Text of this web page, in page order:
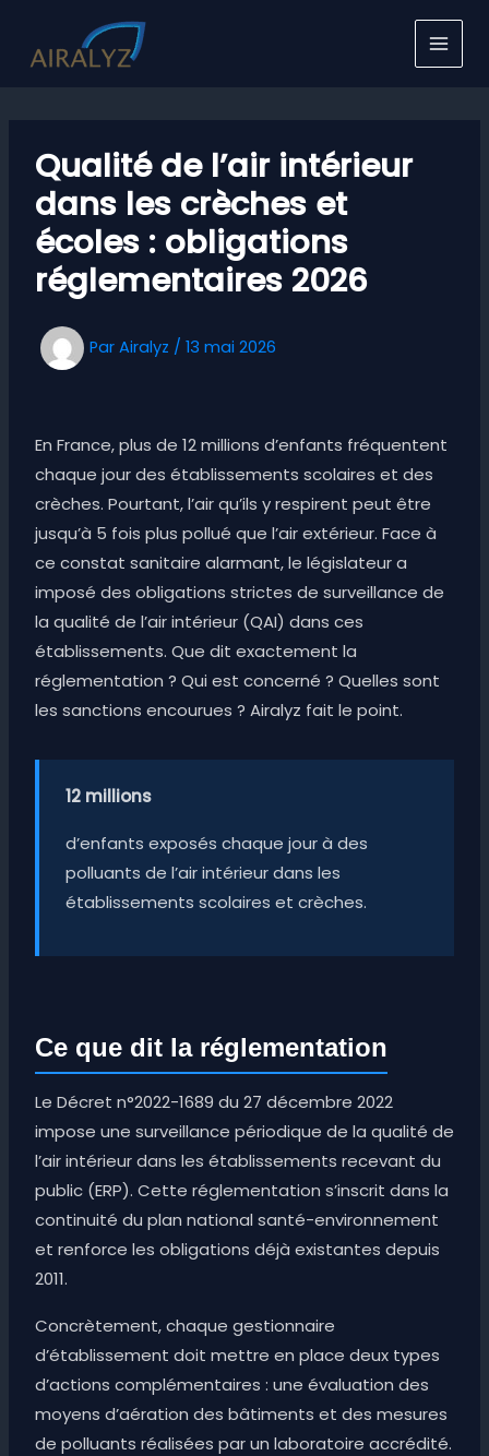
contenu
Qualité de l’air intérieur
dans les crèches et
écoles : obligations
réglementaires 2026
Par Airalyz / 13 mai 2026
En France, plus de 12 millions d’enfants fréquentent
chaque jour des établissements scolaires et des
crèches. Pourtant, l’air qu’ils y respirent peut être
jusqu’à 5 fois plus pollué que l’air extérieur. Face à
ce constat sanitaire alarmant, le législateur a
imposé des obligations strictes de surveillance de
la qualité de l’air intérieur (QAI) dans ces
établissements. Que dit exactement la
réglementation ? Qui est concerné ? Quelles sont
les sanctions encourues ? Airalyz fait le point.
12 millions
d’enfants exposés chaque jour à des
polluants de l’air intérieur dans les
établissements scolaires et crèches.
Ce que dit la réglementation
Le Décret n°2022-1689 du 27 décembre 2022
impose une surveillance périodique de la qualité de
l’air intérieur dans les établissements recevant du
public (ERP). Cette réglementation s’inscrit dans la
continuité du plan national santé-environnement
et renforce les obligations déjà existantes depuis
2011.
Concrètement, chaque gestionnaire
d’établissement doit mettre en place deux types
d’actions complémentaires : une évaluation des
moyens d’aération des bâtiments et des mesures
de polluants réalisées par un laboratoire accrédité.